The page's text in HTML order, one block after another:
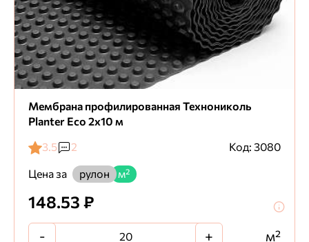
Мембрана профилированная Технониколь
Planter Eco 2х10 м
3.5
2
Код: 3080
Цена за
рулон м²
148.53 ₽
- + м²